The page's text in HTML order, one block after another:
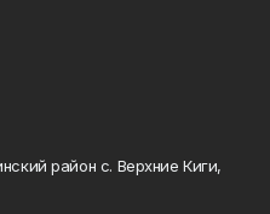
район с. Верхние Киги,